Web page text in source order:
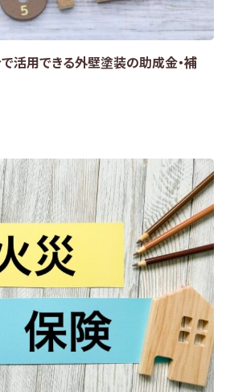
で活用できる外壁塗装の助成金・補